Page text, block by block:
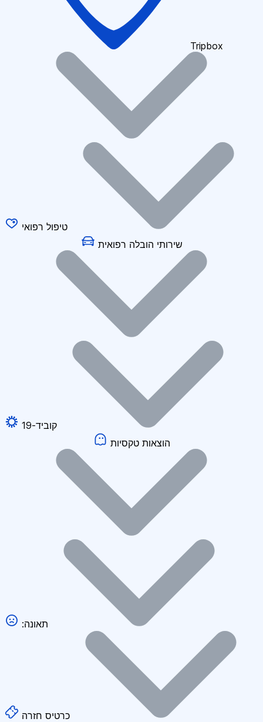
Tripbox
טיפול רפואי
שירותי הובלה רפואית
קוביד-19
הוצאות טקסיות